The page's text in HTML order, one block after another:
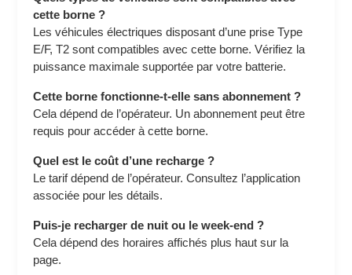
cette borne ?
Les véhicules électriques disposant d’une prise Type
E/F, T2 sont compatibles avec cette borne. Vérifiez la
puissance maximale supportée par votre batterie.
Cette borne fonctionne-t-elle sans abonnement ?
Cela dépend de l’opérateur. Un abonnement peut être
requis pour accéder à cette borne.
Quel est le coût d’une recharge ?
Le tarif dépend de l’opérateur. Consultez l’application
associée pour les détails.
Puis-je recharger de nuit ou le week-end ?
Cela dépend des horaires affichés plus haut sur la
page.